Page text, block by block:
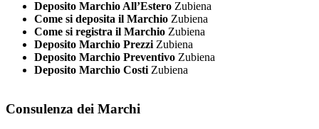
Deposito Marchio All’Estero Zubiena
Come si deposita il Marchio Zubiena
Come si registra il Marchio Zubiena
Deposito Marchio Prezzi Zubiena
Deposito Marchio Preventivo Zubiena
Deposito Marchio Costi Zubiena
Consulenza dei Marchi